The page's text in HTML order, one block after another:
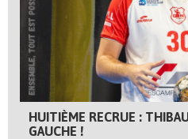
HUITIÈME RECRUE :
GAUCHE !